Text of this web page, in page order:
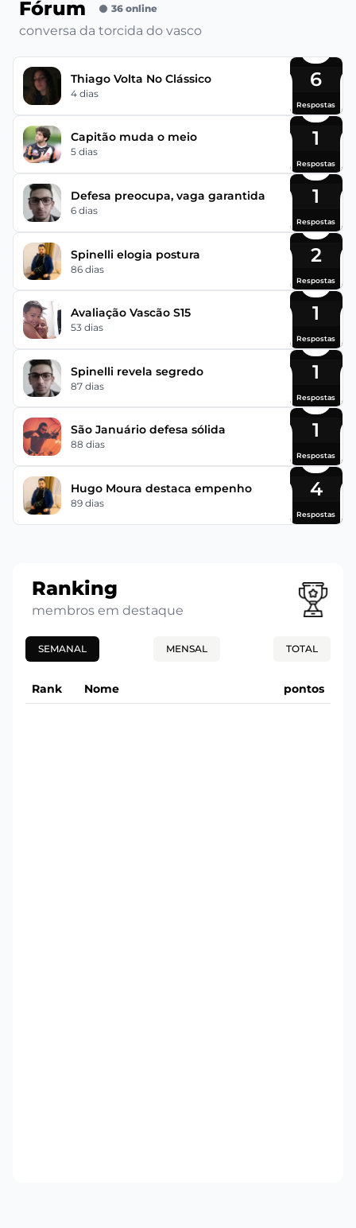
Fórum 36 online
conversa da torcida do vasco
Thiago Volta No Clássico
4 dias
6
Respostas
Capitão muda o meio
5 dias
1
Respostas
Defesa preocupa, vaga garantida
6 dias
1
Respostas
Spinelli elogia postura
86 dias
2
Respostas
Avaliação Vascão S15
53 dias
1
Respostas
Spinelli revela segredo
87 dias
1
Respostas
São Januário defesa sólida
88 dias
1
Respostas
Hugo Moura destaca empenho
89 dias
4
Respostas
Ranking
membros em destaque
SEMANAL MENSAL TOTAL
Rank Nome pontos